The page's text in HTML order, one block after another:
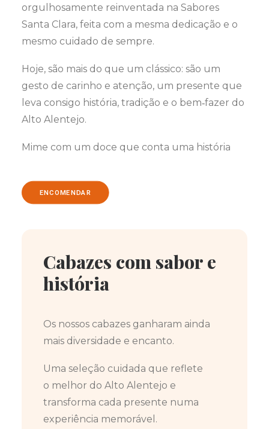
orgulhosamente reinventada na Sabores
Santa Clara, feita com a mesma dedicação e o
mesmo cuidado de sempre.
Hoje, são mais do que um clássico: são um
gesto de carinho e atenção, um presente que
leva consigo história, tradição e o bem‑fazer do
Alto Alentejo.
Mime com um doce que conta uma história
ENCOMENDAR
Cabazes com sabor e
história
Os nossos cabazes ganharam ainda
mais diversidade e encanto.
Uma seleção cuidada que reflete
o melhor do Alto Alentejo e
transforma cada presente numa
experiência memorável.